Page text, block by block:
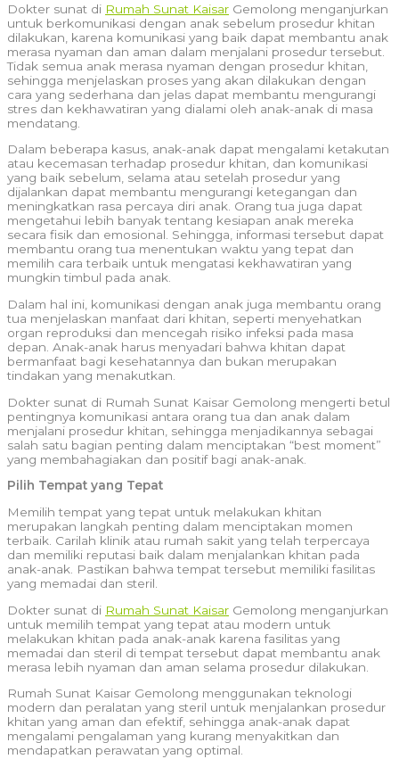
Dokter sunat di Rumah Sunat Kaisar Gemolong menganjurkan
untuk berkomunikasi dengan anak sebelum prosedur khitan
dilakukan, karena komunikasi yang baik dapat membantu anak
merasa nyaman dan aman dalam menjalani prosedur tersebut.
Tidak semua anak merasa nyaman dengan prosedur khitan,
sehingga menjelaskan proses yang akan dilakukan dengan
cara yang sederhana dan jelas dapat membantu mengurangi
stres dan kekhawatiran yang dialami oleh anak-anak di masa
mendatang.
Dalam beberapa kasus, anak-anak dapat mengalami ketakutan
atau kecemasan terhadap prosedur khitan, dan komunikasi
yang baik sebelum, selama atau setelah prosedur yang
dijalankan dapat membantu mengurangi ketegangan dan
meningkatkan rasa percaya diri anak. Orang tua juga dapat
mengetahui lebih banyak tentang kesiapan anak mereka
secara fisik dan emosional. Sehingga, informasi tersebut dapat
membantu orang tua menentukan waktu yang tepat dan
memilih cara terbaik untuk mengatasi kekhawatiran yang
mungkin timbul pada anak.
Dalam hal ini, komunikasi dengan anak juga membantu orang
tua menjelaskan manfaat dari khitan, seperti menyehatkan
organ reproduksi dan mencegah risiko infeksi pada masa
depan. Anak-anak harus menyadari bahwa khitan dapat
bermanfaat bagi kesehatannya dan bukan merupakan
tindakan yang menakutkan.
Dokter sunat di Rumah Sunat Kaisar Gemolong mengerti betul
pentingnya komunikasi antara orang tua dan anak dalam
menjalani prosedur khitan, sehingga menjadikannya sebagai
salah satu bagian penting dalam menciptakan “best moment”
yang membahagiakan dan positif bagi anak-anak.
Pilih Tempat yang Tepat
Memilih tempat yang tepat untuk melakukan khitan
merupakan langkah penting dalam menciptakan momen
terbaik. Carilah klinik atau rumah sakit yang telah terpercaya
dan memiliki reputasi baik dalam menjalankan khitan pada
anak-anak. Pastikan bahwa tempat tersebut memiliki fasilitas
yang memadai dan steril.
Dokter sunat di Rumah Sunat Kaisar Gemolong menganjurkan
untuk memilih tempat yang tepat atau modern untuk
melakukan khitan pada anak-anak karena fasilitas yang
memadai dan steril di tempat tersebut dapat membantu anak
merasa lebih nyaman dan aman selama prosedur dilakukan.
Rumah Sunat Kaisar Gemolong menggunakan teknologi
modern dan peralatan yang steril untuk menjalankan prosedur
khitan yang aman dan efektif, sehingga anak-anak dapat
mengalami pengalaman yang kurang menyakitkan dan
mendapatkan perawatan yang optimal.